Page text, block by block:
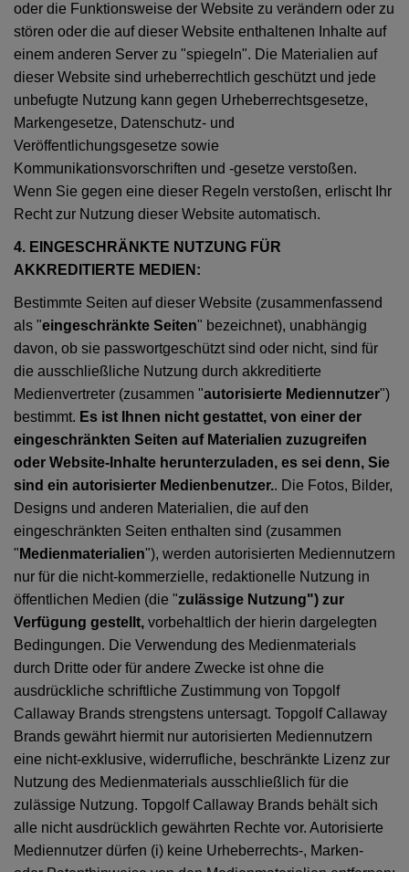
oder die Funktionsweise der Website zu verändern oder zu
stören oder die auf dieser Website enthaltenen Inhalte auf
einem anderen Server zu "spiegeln". Die Materialien auf
dieser Website sind urheberrechtlich geschützt und jede
unbefugte Nutzung kann gegen Urheberrechtsgesetze,
Markengesetze, Datenschutz- und
Veröffentlichungsgesetze sowie
Kommunikationsvorschriften und -gesetze verstoßen.
Wenn Sie gegen eine dieser Regeln verstoßen, erlischt Ihr
Recht zur Nutzung dieser Website automatisch.
4. EINGESCHRÄNKTE NUTZUNG FÜR
AKKREDITIERTE MEDIEN:
Bestimmte Seiten auf dieser Website (zusammenfassend
als "eingeschränkte Seiten" bezeichnet), unabhängig
davon, ob sie passwortgeschützt sind oder nicht, sind für
die ausschließliche Nutzung durch akkreditierte
Medienvertreter (zusammen "autorisierte Mediennutzer")
bestimmt. Es ist Ihnen nicht gestattet, von einer der
eingeschränkten Seiten auf Materialien zuzugreifen
oder Website-Inhalte herunterzuladen, es sei denn, Sie
sind ein autorisierter Medienbenutzer.. Die Fotos, Bilder,
Designs und anderen Materialien, die auf den
eingeschränkten Seiten enthalten sind (zusammen
" Medienmaterialien"), werden autorisierten Mediennutzern
nur für die nicht-kommerzielle, redaktionelle Nutzung in
öffentlichen Medien (die "zulässige Nutzung") zur
Verfügung gestellt, vorbehaltlich der hierin dargelegten
Bedingungen. Die Verwendung des Medienmaterials
durch Dritte oder für andere Zwecke ist ohne die
ausdrückliche schriftliche Zustimmung von Topgolf
Callaway Brands strengstens untersagt. Topgolf Callaway
Brands gewährt hiermit nur autorisierten Mediennutzern
eine nicht-exklusive, widerrufliche, beschränkte Lizenz zur
Nutzung des Medienmaterials ausschließlich für die
zulässige Nutzung. Topgolf Callaway Brands behält sich
alle nicht ausdrücklich gewährten Rechte vor. Autorisierte
Mediennutzer dürfen (i) keine Urheberrechts-, Marken-